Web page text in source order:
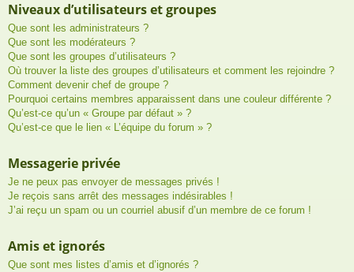
Niveaux d’utilisateurs et groupes
Que sont les administrateurs ?
Que sont les modérateurs ?
Que sont les groupes d’utilisateurs ?
Où trouver la liste des groupes d’utilisateurs et comment les rejoindre ?
Comment devenir chef de groupe ?
Pourquoi certains membres apparaissent dans une couleur différente ?
Qu’est-ce qu’un « Groupe par défaut » ?
Qu’est-ce que le lien « L’équipe du forum » ?
Messagerie privée
Je ne peux pas envoyer de messages privés !
Je reçois sans arrêt des messages indésirables !
J’ai reçu un spam ou un courriel abusif d’un membre de ce forum !
Amis et ignorés
Que sont mes listes d’amis et d’ignorés ?